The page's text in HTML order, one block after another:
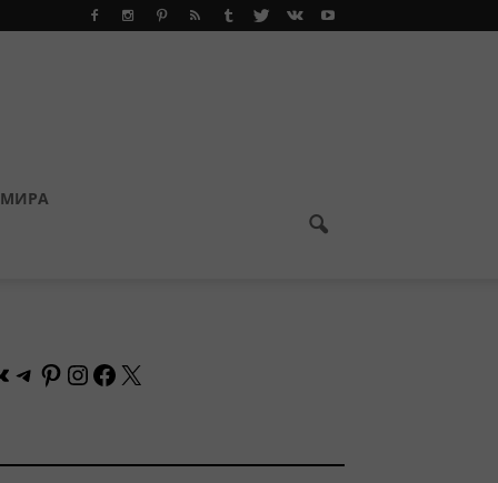
Telegram
Pinterest
Instagram
Facebook
X